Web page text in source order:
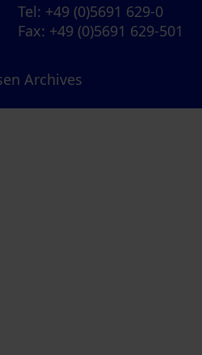
Tel: +49 (0)5691 629-0
Fax: +49 (0)5691 629-501
Archives